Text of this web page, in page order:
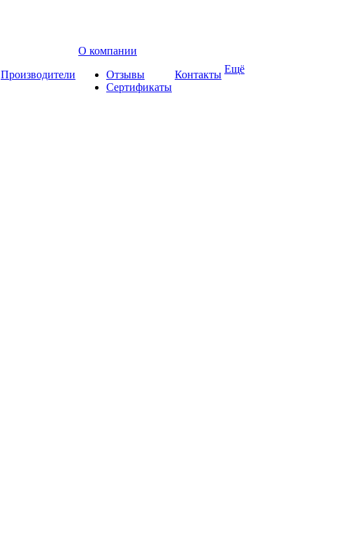
Производители
О компании
Отзывы
Сертификаты
Контакты Ещё